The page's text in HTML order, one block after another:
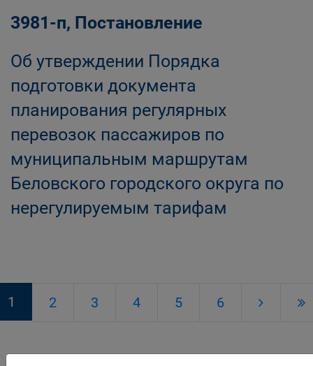
3981-п, Постановление
Об утверждении Порядка
подготовки документа
планирования регулярных
перевозок пассажиров по
муниципальным маршрутам
Беловского городского округа по
нерегулируемым тарифам
1 2 3 4 5 6